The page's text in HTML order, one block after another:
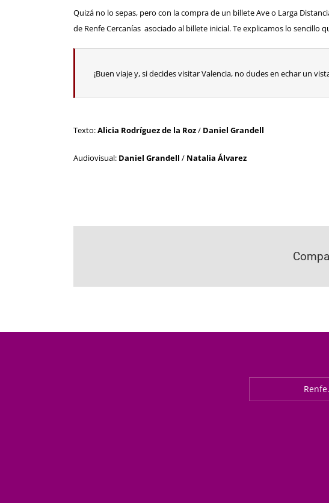
Quizá no lo sepas, pero con la compra de un billete Ave o Larga
de Renfe Cercanías asociado al billete inicial. Te explicamos lo
¡Buen viaje y, si decides visitar Valencia, no dudes en echar un
Texto:Alicia Rodríguez de la Roz/ Daniel Grandell
Audiovisual: Daniel Grandell / Natalia Álvarez